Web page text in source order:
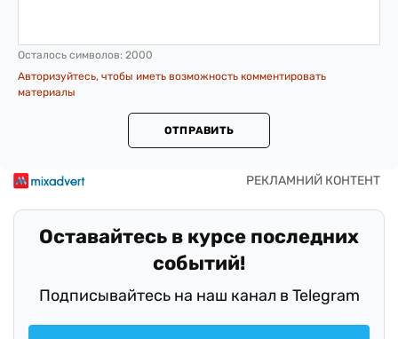
Осталось символов: 2000
Авторизуйтесь, чтобы иметь возможность комментировать
материалы
ОТПРАВИТЬ
Оставайтесь в курсе последних
событий!
Подписывайтесь на наш канал в Telegram